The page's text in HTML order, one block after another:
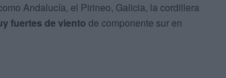
Andalucía, el Pirineo, Galicia, la cordillera
fuertes de viento de componente sur en